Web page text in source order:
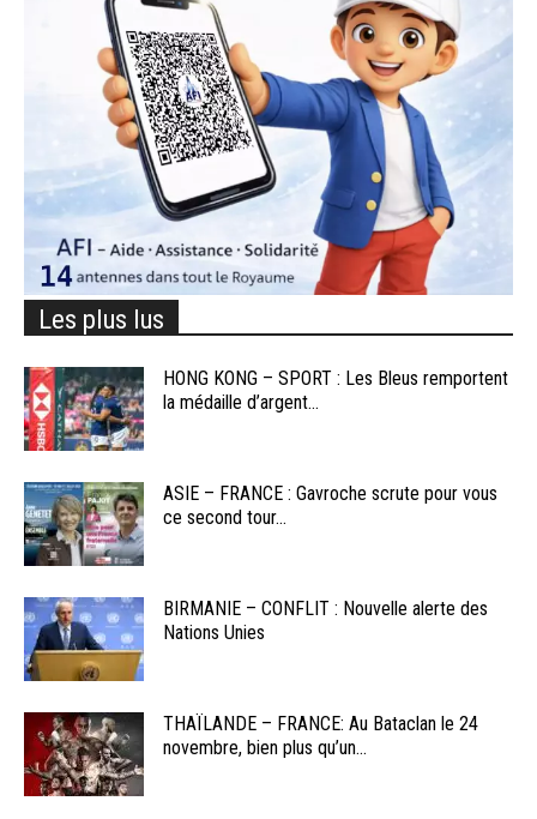
Les plus lus
HONG KONG – SPORT : Les Bleus remportent
la médaille d’argent...
ASIE – FRANCE : Gavroche scrute pour vous
ce second tour...
BIRMANIE – CONFLIT : Nouvelle alerte des
Nations Unies
THAÏLANDE – FRANCE: Au Bataclan le 24
novembre, bien plus qu’un...